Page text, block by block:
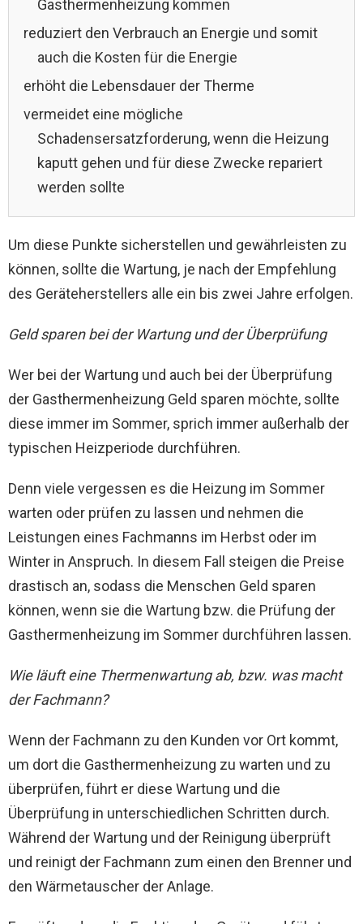
Gasthermenheizung kommen
reduziert den Verbrauch an Energie und somit
auch die Kosten für die Energie
erhöht die Lebensdauer der Therme
vermeidet eine mögliche
Schadensersatzforderung, wenn die Heizung
kaputt gehen und für diese Zwecke repariert
werden sollte
Um diese Punkte sicherstellen und gewährleisten zu
können, sollte die Wartung, je nach der Empfehlung
des Geräteherstellers alle ein bis zwei Jahre erfolgen.
Geld sparen bei der Wartung und der Überprüfung
Wer bei der Wartung und auch bei der Überprüfung
der Gasthermenheizung Geld sparen möchte, sollte
diese immer im Sommer, sprich immer außerhalb der
typischen Heizperiode durchführen.
Denn viele vergessen es die Heizung im Sommer
warten oder prüfen zu lassen und nehmen die
Leistungen eines Fachmanns im Herbst oder im
Winter in Anspruch. In diesem Fall steigen die Preise
drastisch an, sodass die Menschen Geld sparen
können, wenn sie die Wartung bzw. die Prüfung der
Gasthermenheizung im Sommer durchführen lassen.
Wie läuft eine Thermenwartung ab, bzw. was macht
der Fachmann?
Wenn der Fachmann zu den Kunden vor Ort kommt,
um dort die Gasthermenheizung zu warten und zu
überprüfen, führt er diese Wartung und die
Überprüfung in unterschiedlichen Schritten durch.
Während der Wartung und der Reinigung überprüft
und reinigt der Fachmann zum einen den Brenner und
den Wärmetauscher der Anlage.